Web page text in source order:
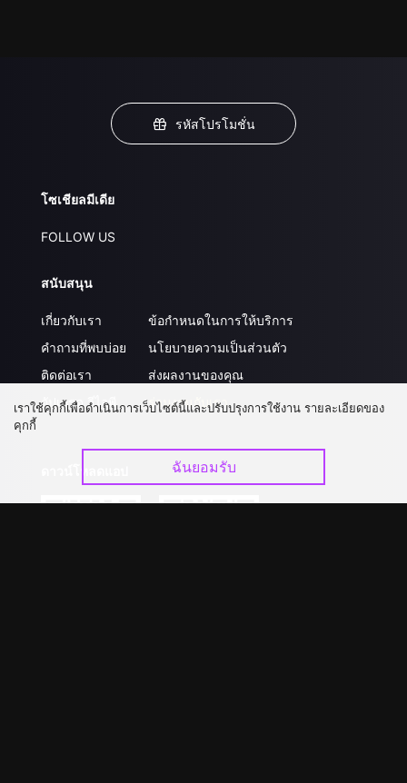
รหัสโปรโมชั่น
โซเชียลมีเดีย
FOLLOW US
สนับสนุน
เกี่ยวกับเรา
คำถามที่พบบ่อย
ติดต่อเรา
อัปเกรด วีไอพี
ข้อกำหนดในการให้บริการ
นโยบายความเป็นส่วนตัว
ส่งผลงานของคุณ
ร่วมงานกับเรา
เราใช้คุกกี้เพื่อดำเนินการเว็บไซต์นี้และปรับปรุงการใช้งาน รายละเอียดของ
คุกกี้
ฉันยอมรับ